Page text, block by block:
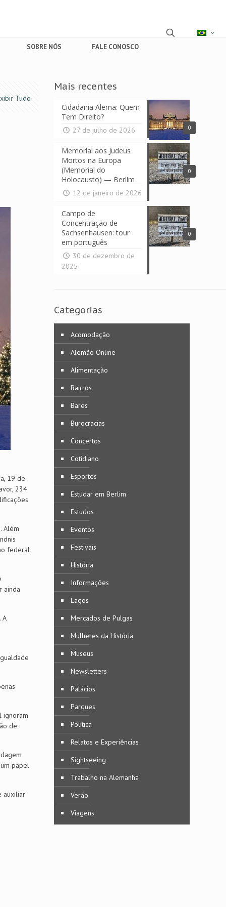
SOBRE NÓS FALE CONOSCO
Tudo
19 de
234
Além
federal
ainda
A
ignoram
de
papel
auxiliar
Mais recentes
0
Cidadania Alemã: Quem
Tem Direito?
27 de julho de 2026
0
Memorial aos Judeus
Mortos na Europa
(Memorial do
Holocausto) — Berlim
12 de janeiro de 2026
0
Campo de
Concentração de
Sachsenhausen: tour
em português
30 de dezembro de
2025
Categorias
Acomodação
Alemão Online
Alimentação
Bairros
Bares
Burocracias
Concertos
Cotidiano
Esportes
Estudar em Berlim
Estudos
Eventos
Festivais
História
Informações
Lagos
Mercados de Pulgas
Mulheres da História
Museus
Newsletters
Palácios
Parques
Política
Relatos e Experiências
Sightseeing
Trabalho na Alemanha
Verão
Viagens